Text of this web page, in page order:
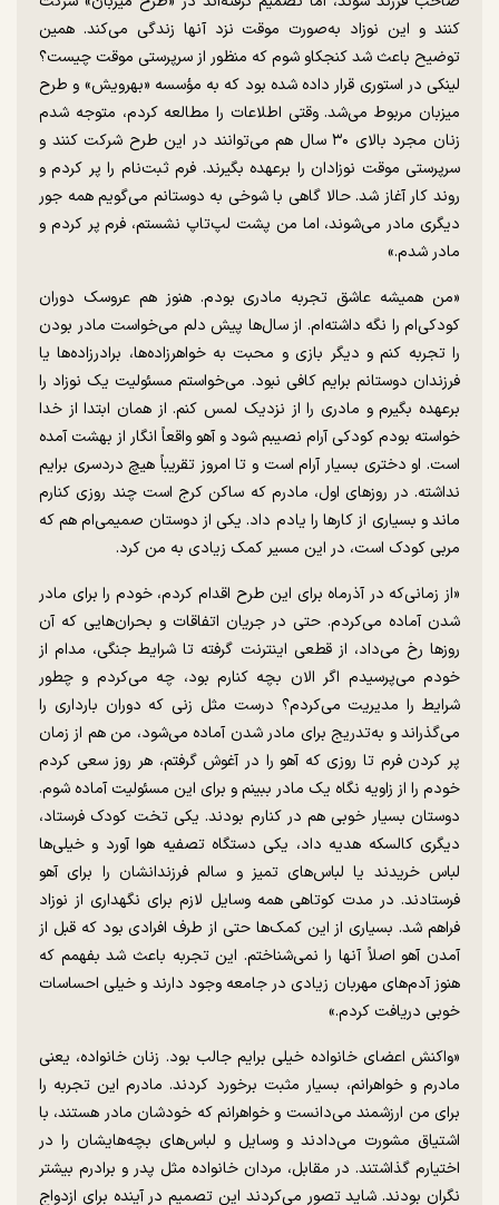
کنند و این نوزاد به‌صورت موقت نزد آنها زندگی می‌کند. همین
توضیح باعث شد کنجکاو شوم که منظور از سرپرستی موقت چیست؟
لینکی در استوری قرار داده شده بود که به مؤسسه «بهرویش» و طرح
میزبان مربوط می‌شد. وقتی اطلاعات را مطالعه کردم، متوجه شدم
زنان مجرد بالای ۳۰ سال هم می‌توانند در این طرح شرکت کنند و
سرپرستی موقت نوزادان را برعهده بگیرند. فرم ثبت‌نام را پر کردم و
روند کار آغاز شد. حالا گاهی با شوخی به دوستانم می‌گویم همه جور
دیگری مادر می‌شوند، اما من پشت لپ‌تاپ نشستم، فرم پر کردم و
مادر شدم.»
«من همیشه عاشق تجربه مادری بودم. هنوز هم عروسک دوران
کودکی‌ام را نگه داشته‌ام. از سال‌ها پیش دلم می‌خواست مادر بودن
را تجربه کنم و دیگر بازی و محبت به خواهرزاده‌ها، برادرزاده‌ها یا
فرزندان دوستانم برایم کافی نبود. می‌خواستم مسئولیت یک نوزاد را
برعهده بگیرم و مادری را از نزدیک لمس کنم. از همان ابتدا از خدا
خواسته بودم کودکی آرام نصیبم شود و آهو واقعاً انگار از بهشت آمده
است. او دختری بسیار آرام است و تا امروز تقریباً هیچ دردسری برایم
نداشته. در روز‌های اول، مادرم که ساکن کرج است چند روزی کنارم
ماند و بسیاری از کار‌ها را یادم داد. یکی از دوستان صمیمی‌ام هم که
مربی کودک است، در این مسیر کمک زیادی به من کرد.
«از زمانی‌که در آذرماه برای این طرح اقدام کردم، خودم را برای مادر
شدن آماده می‌کردم. حتی در جریان اتفاقات و بحران‌هایی که آن
روز‌ها رخ می‌داد، از قطعی اینترنت گرفته تا شرایط جنگی، مدام از
خودم می‌پرسیدم اگر الان بچه کنارم بود، چه می‌کردم و چطور
شرایط را مدیریت می‌کردم؟ درست مثل زنی که دوران بارداری را
می‌گذراند و به‌تدریج برای مادر شدن آماده می‌شود، من هم از زمان
پر کردن فرم تا روزی که آهو را در آغوش گرفتم، هر روز سعی کردم
خودم را از زاویه نگاه یک مادر ببینم و برای این مسئولیت آماده شوم.
دوستان بسیار خوبی هم در کنارم بودند. یکی تخت کودک فرستاد،
دیگری کالسکه هدیه داد، یکی دستگاه تصفیه هوا آورد و خیلی‌ها
لباس خریدند یا لباس‌های تمیز و سالم فرزندانشان را برای آهو
فرستادند. در مدت کوتاهی همه وسایل لازم برای نگهداری از نوزاد
فراهم شد. بسیاری از این کمک‌ها حتی از طرف افرادی بود که قبل از
آمدن آهو اصلاً آنها را نمی‌شناختم. این تجربه باعث شد بفهمم که
هنوز آدم‌های مهربان زیادی در جامعه وجود دارند و خیلی احساسات
خوبی دریافت کردم.»
«واکنش اعضای خانواده خیلی برایم جالب بود. زنان خانواده، یعنی
مادرم و خواهرانم، بسیار مثبت برخورد کردند. مادرم این تجربه را
برای من ارزشمند می‌دانست و خواهرانم که خودشان مادر هستند، با
اشتیاق مشورت می‌دادند و وسایل و لباس‌های بچه‌هایشان را در
اختیارم گذاشتند. در مقابل، مردان خانواده مثل پدر و برادرم بیشتر
نگران بودند. شاید تصور می‌کردند این تصمیم در آینده برای ازدواج